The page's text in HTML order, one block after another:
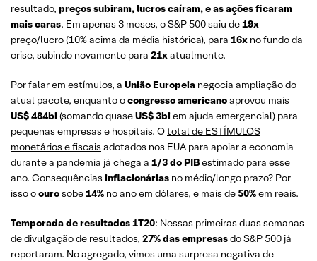
resultado, preços subiram, lucros caíram, e as ações ficaram
mais caras. Em apenas 3 meses, o S&P 500 saiu de19x
preço/lucro (10% acima da média histórica), para 16x no fundo da
crise, subindo novamente para 21xatualmente.
Por falar em estímulos, a União Europeia negocia ampliação do
atual pacote, enquanto ocongresso americanoaprovou mais
US$ 484bi(somando quaseUS$ 3biem ajuda emergencial) para
pequenas empresas e hospitais. Ototal de ESTÍMULOS
monetários e fiscais adotados nos EUA para apoiar a economia
durante a pandemia já chega a 1/3 do PIBestimado para esse
ano. Consequências inflacionárias no médio/longo prazo? Por
isso oourosobe14% no ano em dólares, e mais de50%em reais.
Temporada de resultados 1T20: Nessas primeiras duas semanas
de divulgação de resultados, 27% das empresasdo S&P 500 já
reportaram. No agregado, vimos uma surpresa negativa de